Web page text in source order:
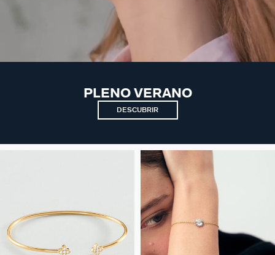
PLENO VERANO
DESCUBRIR